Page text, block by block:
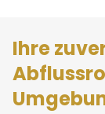
Ihre